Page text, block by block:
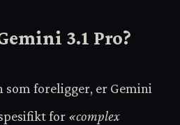
3.1 Pro?
foreligger, er Gemini
for «complex